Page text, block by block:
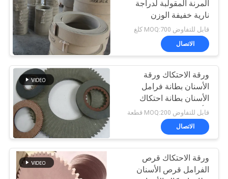
المرنة المقولبة لدراجة
نارية خفيفة الوزن
قابل للتفاوض MOQ:700 كلغ
الاتصال
ورقة الاحتكاك ورقة
الأسنان بطانة فرامل
الأسنان بطانة احتكاك
الأسنان
قابل للتفاوض MOQ:200 قطعة
الاتصال
ورقة الاحتكاك قرص
الفرامل قرص الأسنان